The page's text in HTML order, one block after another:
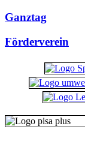
Ganztag
Förderverein